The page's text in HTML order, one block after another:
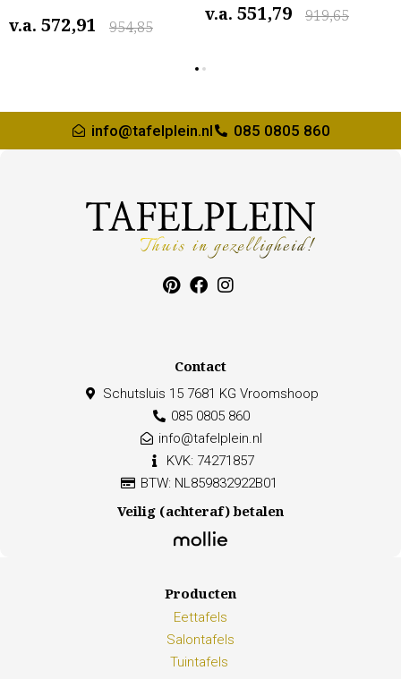
v.a. 954,85
572,91 v.a. 919,65
551,79
info@tafelplein.nl 085 0805 860
Contact
Schutsluis 15 7681 KG Vroomshoop
085 0805 860
info@tafelplein.nl
KVK: 74271857
BTW: NL859832922B01
Veilig (achteraf) betalen
Producten
Eettafels
Salontafels
Tuintafels